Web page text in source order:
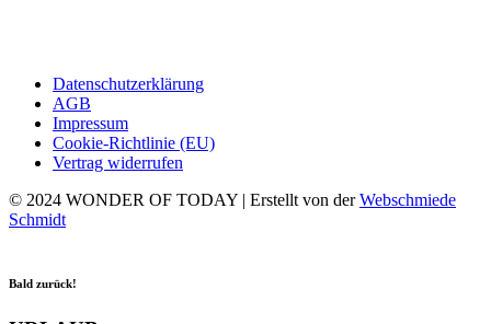
Datenschutzerklärung
AGB
Impressum
Cookie-Richtlinie (EU)
Vertrag widerrufen
© 2024 WONDER OF TODAY | Erstellt von derWebschmiede
Schmidt
Bald zurück!